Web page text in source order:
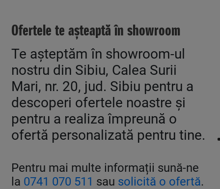
Ofertele te așteaptă în showroom
Te așteptăm în showroom-ul
nostru din Sibiu, Calea Surii
Mari, nr. 20, jud. Sibiu pentru a
descoperi ofertele noastre și
pentru a realiza împreună o
ofertă personalizată pentru tine.
Pentru mai multe informații sună-ne
la 0741 070 511 sau solicită o ofertă.